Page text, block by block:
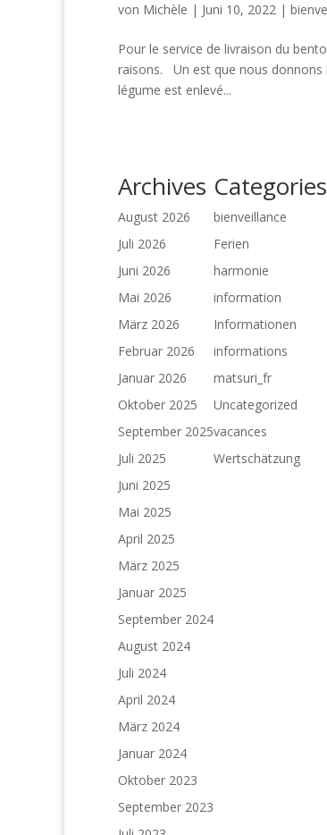
von Michèle | Juni 10, 2022 |
Pour le service de livraison du
raisons. Un est que nous donnons
légume est enlevé...
Archives
August 2026
Juli 2026
Juni 2026
Mai 2026
März 2026
Februar 2026
Januar 2026
Oktober 2025
September 2025
Juli 2025
Juni 2025
Mai 2025
April 2025
März 2025
Januar 2025
September 2024
August 2024
Juli 2024
April 2024
März 2024
Januar 2024
Oktober 2023
September 2023
Categories
bienveillance
Ferien
harmonie
information
Informationen
informations
matsuri_fr
Uncategorized
vacances
Wertschätzung